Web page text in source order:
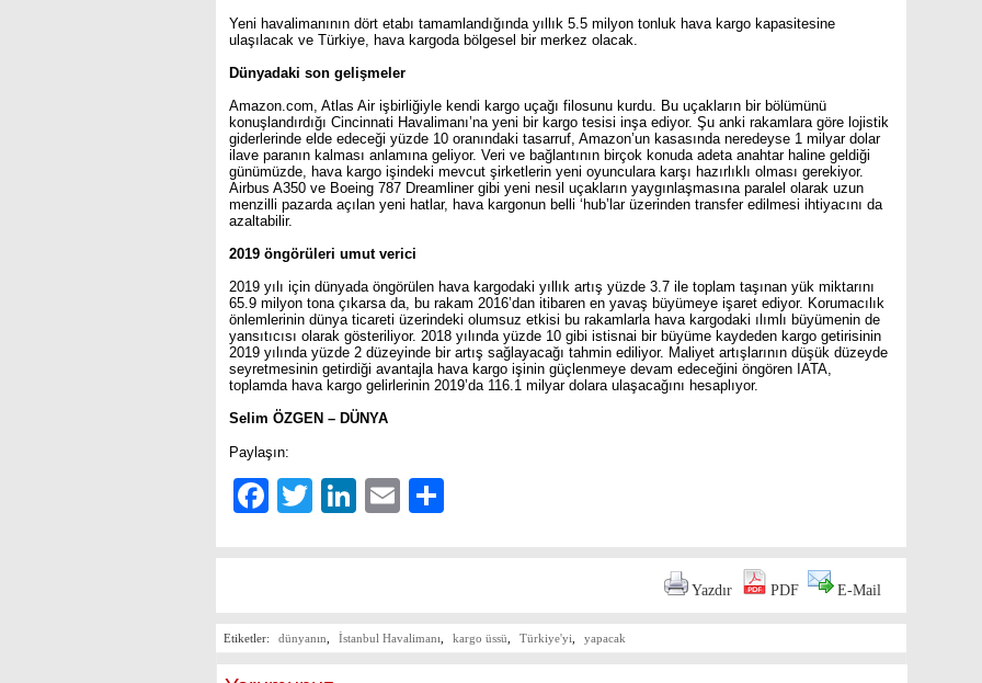
Yeni havalimanının dört etabı tamamlandığında yıllık 5.5 milyon tonluk hava kargo kapasitesine
ulaşılacak ve Türkiye, hava kargoda bölgesel bir merkez olacak.
Dünyadaki son gelişmeler
Amazon.com, Atlas Air işbirliğiyle kendi kargo uçağı filosunu kurdu. Bu uçakların bir bölümünü
konuşlandırdığı Cincinnati Havalimanı’na yeni bir kargo tesisi inşa ediyor. Şu anki rakamlara göre lojistik
giderlerinde elde edeceği yüzde 10 oranındaki tasarruf, Amazon’un kasasında neredeyse 1 milyar dolar
ilave paranın kalması anlamına geliyor. Veri ve bağlantının birçok konuda adeta anahtar haline geldiği
günümüzde, hava kargo işindeki mevcut şirketlerin yeni oyunculara karşı hazırlıklı olması gerekiyor.
Airbus A350 ve Boeing 787 Dreamliner gibi yeni nesil uçakların yaygınlaşmasına paralel olarak uzun
menzilli pazarda açılan yeni hatlar, hava kargonun belli ‘hub’lar üzerinden transfer edilmesi ihtiyacını da
azaltabilir.
2019 öngörüleri umut verici
2019 yılı için dünyada öngörülen hava kargodaki yıllık artış yüzde 3.7 ile toplam taşınan yük miktarını
65.9 milyon tona çıkarsa da, bu rakam 2016’dan itibaren en yavaş büyümeye işaret ediyor. Korumacılık
önlemlerinin dünya ticareti üzerindeki olumsuz etkisi bu rakamlarla hava kargodaki ılımlı büyümenin de
yansıtıcısı olarak gösteriliyor. 2018 yılında yüzde 10 gibi istisnai bir büyüme kaydeden kargo getirisinin
2019 yılında yüzde 2 düzeyinde bir artış sağlayacağı tahmin ediliyor. Maliyet artışlarının düşük düzeyde
seyretmesinin getirdiği avantajla hava kargo işinin güçlenmeye devam edeceğini öngören IATA,
toplamda hava kargo gelirlerinin 2019’da 116.1 milyar dolara ulaşacağını hesaplıyor.
Selim ÖZGEN – DÜNYA
Paylaşın:
Facebook
TwitterLinkedIn
Email
Yazdır PDF E-Mail
Etiketler: dünyanın İstanbul Havalimanı kargo üssü Türkiye'yi yapacak